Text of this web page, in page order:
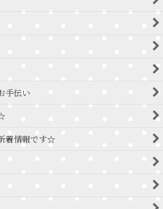
手伝い
着情報です☆